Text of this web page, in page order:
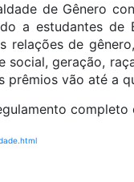
de Gênero
a estudantes de
relações de
social, geração,
prêmios vão até a
completo